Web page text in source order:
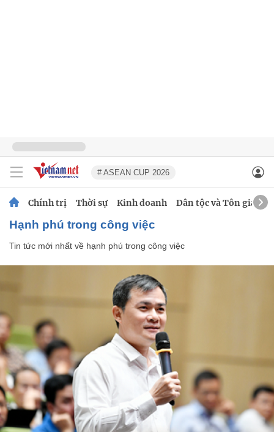
# ASEAN CUP 2026
Chính trị Thời sự Kinh doanh Dân tộc và Tôn giáo
hạnh phú trong công việc
Tin tức mới nhất về hạnh phú trong công việc